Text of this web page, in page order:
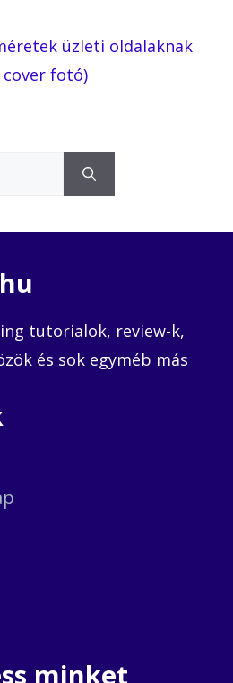
üzleti oldalaknak
fotó)
tutorialok, review-k,
és sok egyméb más
minket